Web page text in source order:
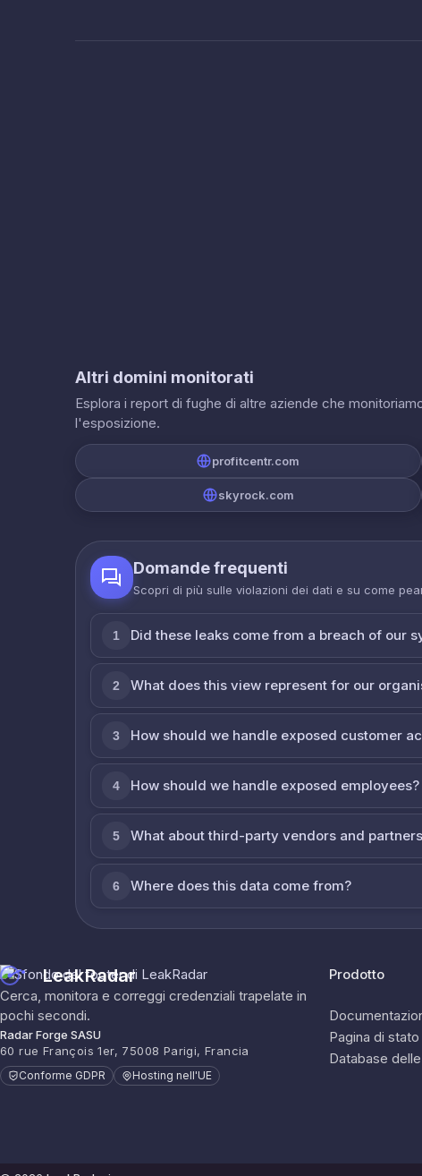
Altri domini monitorati
Esplora i report di fughe di altre aziende che
l'esposizione.
profitcentr.com
skyrock.com
Domande frequenti
Scopri di più sulle violazioni dei dati e su come
1 Did these leaks come from a breach of our
2 What does this view represent for our
3 How should we handle exposed customer
4 How should we handle exposed employees?
5 What about third-party vendors and
6 Where does this data come from?
LeakRadar
Cerca, monitora e correggi credenziali trapelate in
pochi secondi.
Radar Forge SASU
60 rue François 1er, 75008 Parigi, Francia
Conforme GDPR Hosting nell'UE
Prodotto
Pagina di stato
Database